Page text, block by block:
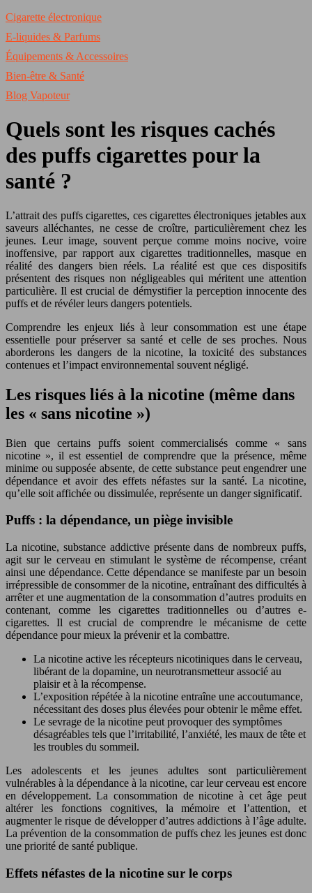
Cigarette électronique
E-liquides & Parfums
Équipements & Accessoires
Bien-être & Santé
Blog Vapoteur
Quels sont les risques cachés
des puffs cigarettes pour la
santé ?
L’attrait des puffs cigarettes, ces cigarettes électroniques jetables aux
saveurs alléchantes, ne cesse de croître, particulièrement chez les
jeunes. Leur image, souvent perçue comme moins nocive, voire
inoffensive, par rapport aux cigarettes traditionnelles, masque en
réalité des dangers bien réels. La réalité est que ces dispositifs
présentent des risques non négligeables qui méritent une attention
particulière. Il est crucial de démystifier la perception innocente des
puffs et de révéler leurs dangers potentiels.
Comprendre les enjeux liés à leur consommation est une étape
essentielle pour préserver sa santé et celle de ses proches. Nous
aborderons les dangers de la nicotine, la toxicité des substances
contenues et l’impact environnemental souvent négligé.
Les risques liés à la nicotine (même dans
les « sans nicotine »)
Bien que certains puffs soient commercialisés comme « sans
nicotine », il est essentiel de comprendre que la présence, même
minime ou supposée absente, de cette substance peut engendrer une
dépendance et avoir des effets néfastes sur la santé. La nicotine,
qu’elle soit affichée ou dissimulée, représente un danger significatif.
Puffs : la dépendance, un piège invisible
La nicotine, substance addictive présente dans de nombreux puffs,
agit sur le cerveau en stimulant le système de récompense, créant
ainsi une dépendance. Cette dépendance se manifeste par un besoin
irrépressible de consommer de la nicotine, entraînant des difficultés à
arrêter et une augmentation de la consommation d’autres produits en
contenant, comme les cigarettes traditionnelles ou d’autres e-
cigarettes. Il est crucial de comprendre le mécanisme de cette
dépendance pour mieux la prévenir et la combattre.
La nicotine active les récepteurs nicotiniques dans le cerveau,
libérant de la dopamine, un neurotransmetteur associé au
plaisir et à la récompense.
L’exposition répétée à la nicotine entraîne une accoutumance,
nécessitant des doses plus élevées pour obtenir le même effet.
Le sevrage de la nicotine peut provoquer des symptômes
désagréables tels que l’irritabilité, l’anxiété, les maux de tête et
les troubles du sommeil.
Les adolescents et les jeunes adultes sont particulièrement
vulnérables à la dépendance à la nicotine, car leur cerveau est encore
en développement. La consommation de nicotine à cet âge peut
altérer les fonctions cognitives, la mémoire et l’attention, et
augmenter le risque de développer d’autres addictions à l’âge adulte.
La prévention de la consommation de puffs chez les jeunes est donc
une priorité de santé publique.
Effets néfastes de la nicotine sur le corps